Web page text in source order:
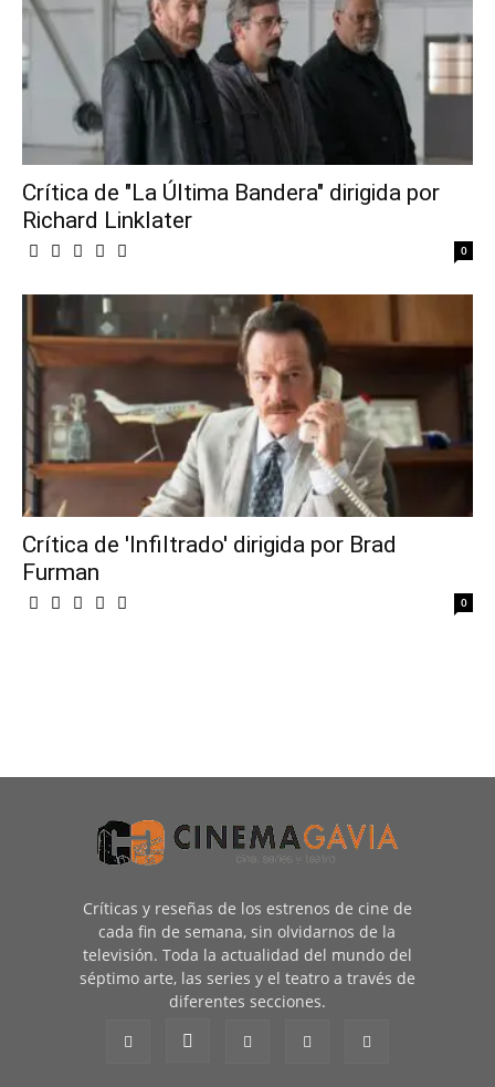
Crítica de "La Última Bandera" dirigida por
Richard Linklater
0
Crítica de 'Infiltrado' dirigida por Brad
Furman
0
Críticas y reseñas de los estrenos de cine de
cada fin de semana, sin olvidarnos de la
televisión. Toda la actualidad del mundo del
séptimo arte, las series y el teatro a través de
diferentes secciones.